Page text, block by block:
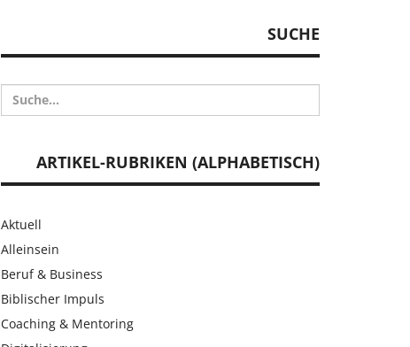
SUCHE
ARTIKEL-RUBRIKEN (ALPHABETISCH)
Aktuell
Alleinsein
Beruf & Business
Biblischer Impuls
Coaching & Mentoring